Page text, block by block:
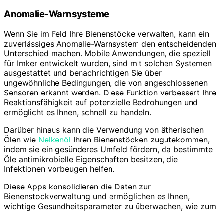
Anomalie-Warnsysteme
Wenn Sie im Feld Ihre Bienenstöcke verwalten, kann ein
zuverlässiges Anomalie-Warnsystem den entscheidenden
Unterschied machen. Mobile Anwendungen, die speziell
für Imker entwickelt wurden, sind mit solchen Systemen
ausgestattet und benachrichtigen Sie über
ungewöhnliche Bedingungen, die von angeschlossenen
Sensoren erkannt werden. Diese Funktion verbessert Ihre
Reaktionsfähigkeit auf potenzielle Bedrohungen und
ermöglicht es Ihnen, schnell zu handeln.
Darüber hinaus kann die Verwendung von ätherischen
Ölen wie Nelkenöl Ihren Bienenstöcken zugutekommen,
indem sie ein gesünderes Umfeld fördern, da bestimmte
Öle antimikrobielle Eigenschaften besitzen, die
Infektionen vorbeugen helfen.
Diese Apps konsolidieren die Daten zur
Bienenstockverwaltung und ermöglichen es Ihnen,
wichtige Gesundheitsparameter zu überwachen, wie zum